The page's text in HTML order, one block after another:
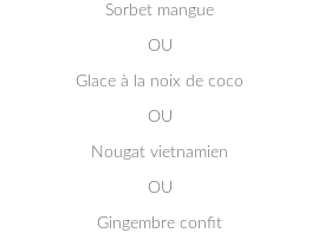
Sorbet mangue
OU
Glace à la noix de coco
OU
Nougat vietnamien
OU
Gingembre confit